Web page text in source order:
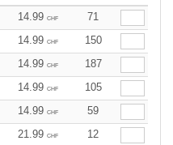
14.99 CHF
71
14.99 CHF
150
14.99 CHF
187
14.99 CHF
105
14.99 CHF
59
21.99 CHF 12